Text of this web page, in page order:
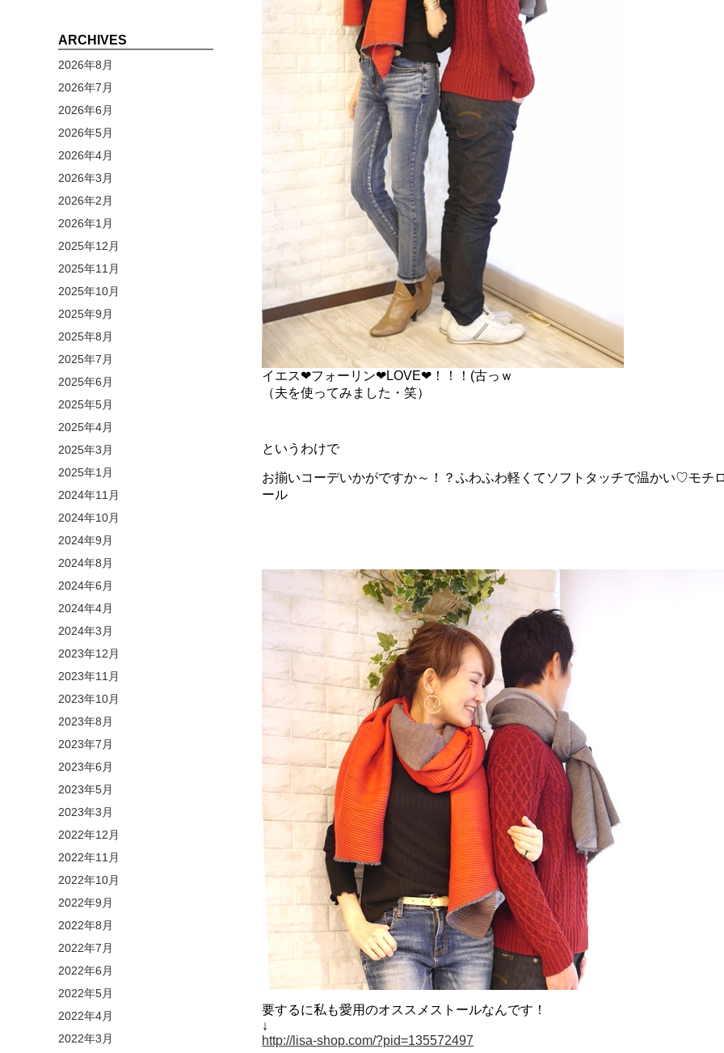
イエス❤フォーリン❤LOVE❤ ！！！(古っｗ
（夫を使ってみました・笑）
というわけで
お揃いコーデいかがですか～！？ ふわふわ軽くてソフトタッチで温かい♡モチ
ール
要するに私も愛用のオススメストールなんです！
↓
http://lisa-shop.com/?pid=135572497
ARCHIVES
2026年8月
2026年7月
2026年6月
2026年5月
2026年4月
2026年3月
2026年2月
2026年1月
2025年12月
2025年11月
2025年10月
2025年9月
2025年8月
2025年7月
2025年6月
2025年5月
2025年4月
2025年3月
2025年1月
2024年11月
2024年10月
2024年9月
2024年8月
2024年6月
2024年4月
2024年3月
2023年12月
2023年11月
2023年10月
2023年8月
2023年7月
2023年6月
2023年5月
2023年3月
2022年12月
2022年11月
2022年10月
2022年9月
2022年8月
2022年7月
2022年6月
2022年5月
2022年4月
2022年3月